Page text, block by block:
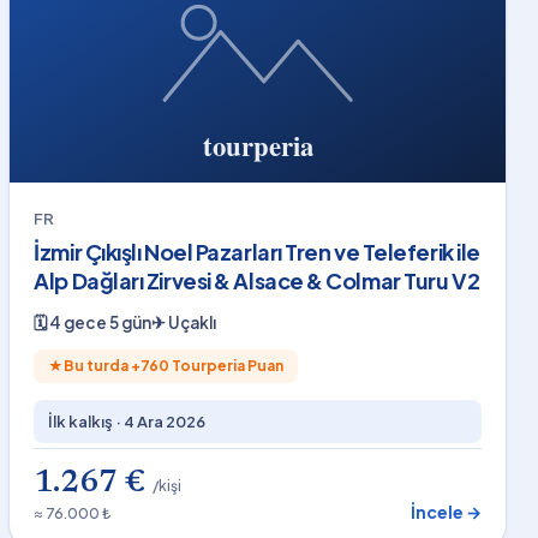
FR
İzmir Çıkışlı Noel Pazarları Tren ve Teleferik ile
Alp Dağları Zirvesi & Alsace & Colmar Turu V2
🗓4 gece 5 gün✈Uçaklı
★ Bu turda +760 Tourperia Puan
İlk kalkış · 4 Ara 2026
1.267 € /kişi
≈ 76.000 ₺
İncele →